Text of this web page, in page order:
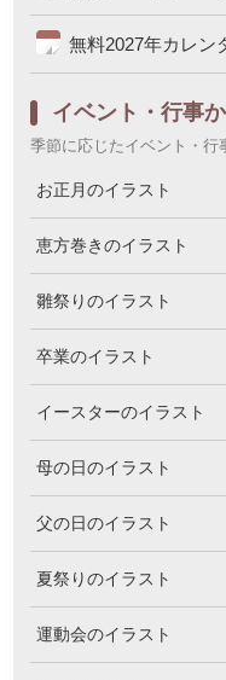
無料2027年カレン
イベント・行事
季節に応じたイベント・行
お正月のイラスト
恵方巻きのイラスト
雛祭りのイラスト
卒業のイラスト
イースターのイラスト
母の日のイラスト
父の日のイラスト
夏祭りのイラスト
運動会のイラスト